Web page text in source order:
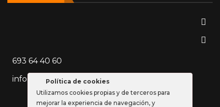
693 64 40 60
info@vozparalela.es
Política de cookies
Utilizamos cookies propias y de terceros para
mejorar la experiencia de navegación, y